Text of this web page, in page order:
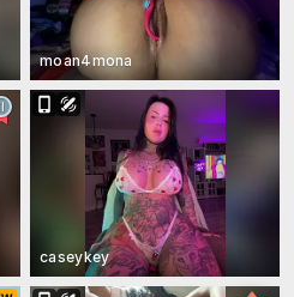
moan4mona
caseykey